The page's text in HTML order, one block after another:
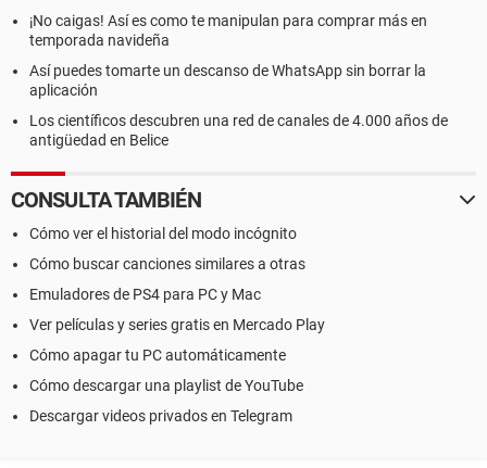
¡No caigas! Así es como te manipulan para comprar más en
temporada navideña
Así puedes tomarte un descanso de WhatsApp sin borrar la
aplicación
Los científicos descubren una red de canales de 4.000 años de
antigüedad en Belice
CONSULTA TAMBIÉN
Cómo ver el historial del modo incógnito
Cómo buscar canciones similares a otras
Emuladores de PS4 para PC y Mac
Ver películas y series gratis en Mercado Play
Cómo apagar tu PC automáticamente
Cómo descargar una playlist de YouTube
Descargar videos privados en Telegram